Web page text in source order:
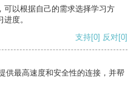
可以根据自己的需求选择学习方
度。
支持[0] 反对[0]
供最高速度和安全性的连接，并帮